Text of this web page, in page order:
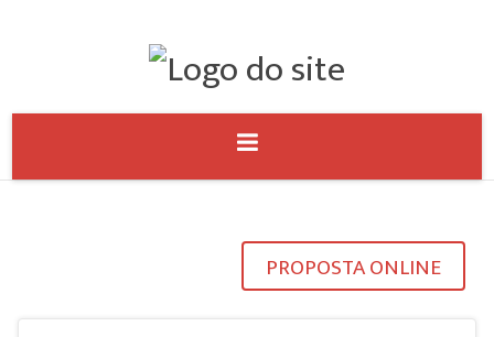
PROPOSTA ONLINE